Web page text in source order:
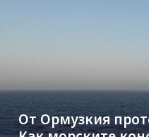
От Ормузкия